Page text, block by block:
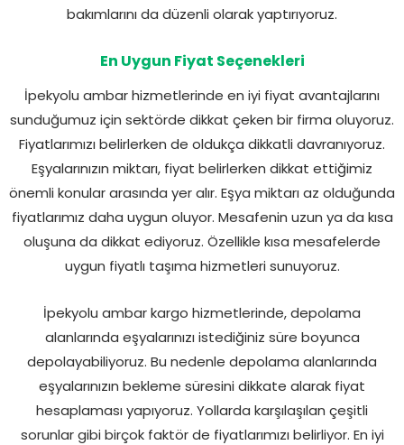
bakımlarını da düzenli olarak yaptırıyoruz.
En Uygun Fiyat Seçenekleri
İpekyolu ambar hizmetlerinde en iyi fiyat avantajlarını
sunduğumuz için sektörde dikkat çeken bir firma oluyoruz.
Fiyatlarımızı belirlerken de oldukça dikkatli davranıyoruz.
Eşyalarınızın miktarı, fiyat belirlerken dikkat ettiğimiz
önemli konular arasında yer alır. Eşya miktarı az olduğunda
fiyatlarımız daha uygun oluyor. Mesafenin uzun ya da kısa
oluşuna da dikkat ediyoruz. Özellikle kısa mesafelerde
uygun fiyatlı taşıma hizmetleri sunuyoruz.
İpekyolu ambar kargo hizmetlerinde, depolama
alanlarında eşyalarınızı istediğiniz süre boyunca
depolayabiliyoruz. Bu nedenle depolama alanlarında
eşyalarınızın bekleme süresini dikkate alarak fiyat
hesaplaması yapıyoruz. Yollarda karşılaşılan çeşitli
sorunlar gibi birçok faktör de fiyatlarımızı belirliyor. En iyi